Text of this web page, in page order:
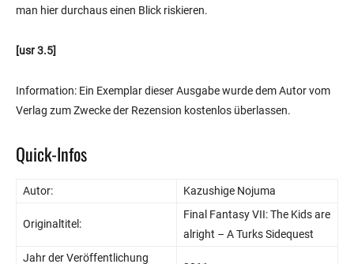
man hier durchaus einen Blick riskieren.
[usr 3.5]
Information: Ein Exemplar dieser Ausgabe wurde dem Autor vom
Verlag zum Zwecke der Rezension kostenlos überlassen.
Quick-Infos
Autor: Kazushige Nojuma
Originaltitel:
Final Fantasy VII: The Kids are
alright – A Turks Sidequest
Jahr der Veröffentlichung